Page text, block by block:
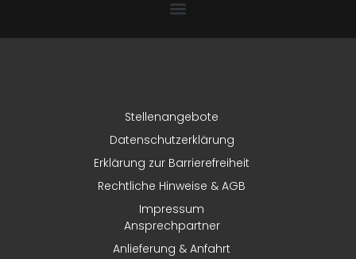
Stellenangebote
Datenschutzerklärung
Erklärung zur Barrierefreiheit
Rechtliche Hinweise & AGB
Impressum
Ansprechpartner
Anlieferung & Anfahrt